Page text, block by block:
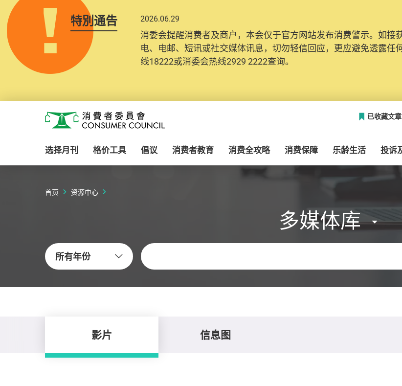
特別通告 2026.06.29
消委会提醒消费者及商户，本会仅于官方网站发布消费警示。如接
电、电邮、短讯或社交媒体讯息，切勿轻信回应，更应避免透露任
线18222或消委会热线2929 2222查询。
2025.10.31
为提升使用者体验及网络安全，本会的投诉处理系统已经进行升
消费者需要提供基本联络资料（包括姓名、电邮及电话）注册帐户
纪录将清晰整合于帐户中，方便日后作出跟进。
消费者委员会
已收藏文章
选择月刊 格价工具 倡议 消费者教育 消费全攻略 消费保障 乐龄生活 投诉
首页 资源中心
多媒体库
所有年份
关键字
影片 信息图